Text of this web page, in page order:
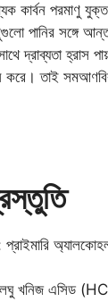
কার্বন পরমাণু
পানির সঙ্গে
দ্রাব্যতা হ্রাস
তাই
খনিজ এসিড